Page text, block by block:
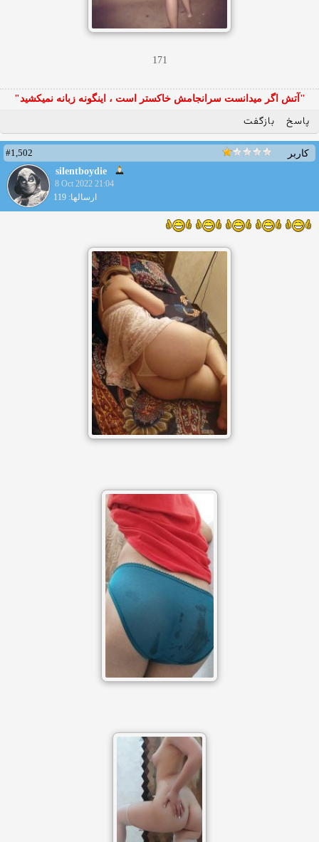
171
"آتش اگر ميدانست سرانجامش خاكستر است ، اينگونه زبانه نميكشيد"
پاسخ بازگفت
کاربر
#1,502
silentboydie
8 Oct 2022 21:04
ارسالها: 119